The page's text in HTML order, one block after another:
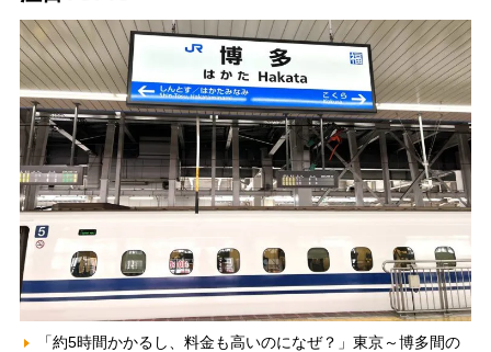
「約5時間かかるし、料金も高いのになぜ？」東京～博多間の